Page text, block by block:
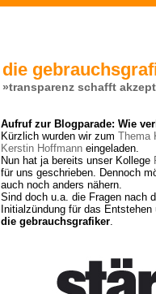
die
»transparenz schafft
Aufruf zur Blogparade: Wie
Kürzlich wurden wir zum Thema
Kerstin Hoffmann eingeladen.
Nun hat ja bereits unser Kollege
für uns geschrieben. Dennoch
auch noch anders nähern.
Sind doch u.a. die Fragen nach
Initialzündung für das
die gebrauchsgrafiker